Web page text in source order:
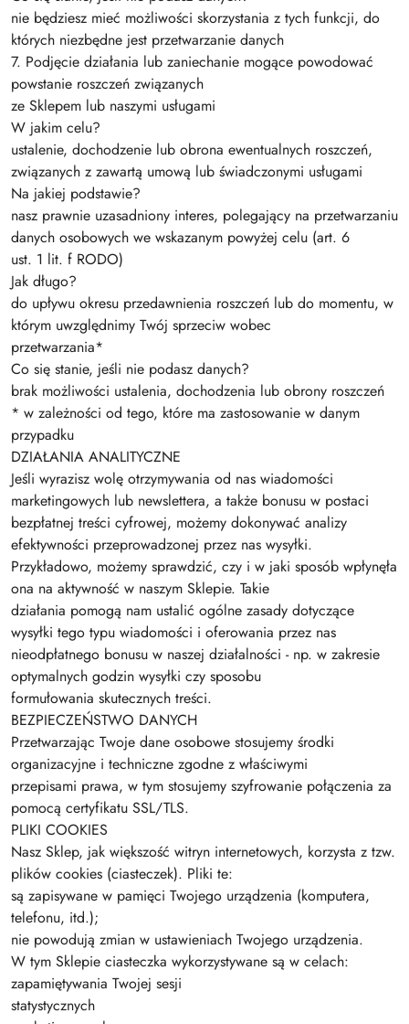
nie będziesz mieć możliwości skorzystania z tych funkcji, do
których niezbędne jest przetwarzanie danych
7. Podjęcie działania lub zaniechanie mogące powodować
powstanie roszczeń związanych
ze Sklepem lub naszymi usługami
W jakim celu?
ustalenie, dochodzenie lub obrona ewentualnych roszczeń,
związanych z zawartą umową lub świadczonymi usługami
Na jakiej podstawie?
nasz prawnie uzasadniony interes, polegający na przetwarzaniu
danych osobowych we wskazanym powyżej celu (art. 6
ust. 1 lit. f RODO)
Jak długo?
do upływu okresu przedawnienia roszczeń lub do momentu, w
którym uwzględnimy Twój sprzeciw wobec
przetwarzania*
Co się stanie, jeśli nie podasz danych?
brak możliwości ustalenia, dochodzenia lub obrony roszczeń
* w zależności od tego, które ma zastosowanie w danym
przypadku
DZIAŁANIA ANALITYCZNE
Jeśli wyrazisz wolę otrzymywania od nas wiadomości
marketingowych lub newslettera, a także bonusu w postaci
bezpłatnej treści cyfrowej, możemy dokonywać analizy
efektywności przeprowadzonej przez nas wysyłki.
Przykładowo, możemy sprawdzić, czy i w jaki sposób wpłynęła
ona na aktywność w naszym Sklepie. Takie
działania pomogą nam ustalić ogólne zasady dotyczące
wysyłki tego typu wiadomości i oferowania przez nas
nieodpłatnego bonusu w naszej działalności - np. w zakresie
optymalnych godzin wysyłki czy sposobu
formułowania skutecznych treści.
BEZPIECZEŃSTWO DANYCH
Przetwarzając Twoje dane osobowe stosujemy środki
organizacyjne i techniczne zgodne z właściwymi
przepisami prawa, w tym stosujemy szyfrowanie połączenia za
pomocą certyfikatu SSL/TLS.
PLIKI COOKIES
Nasz Sklep, jak większość witryn internetowych, korzysta z tzw.
plików cookies (ciasteczek). Pliki te:
są zapisywane w pamięci Twojego urządzenia (komputera,
telefonu, itd.);
nie powodują zmian w ustawieniach Twojego urządzenia.
W tym Sklepie ciasteczka wykorzystywane są w celach:
zapamiętywania Twojej sesji
statystycznych